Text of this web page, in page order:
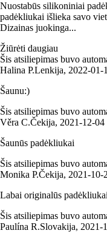
Nuostabūs silikoniniai
padėkliukai išlieka savo
Dizainas juokinga...
Žiūrėti daugiau
Šis atsiliepimas buvo
Halina P.Lenkija,
Šaunu:)
Šis atsiliepimas buvo
Věra C.Čekija, 2021‑12‑04
Šaunūs padėkliukai
Šis atsiliepimas buvo
Monika P.Čekija,
Labai originalūs
Šis atsiliepimas buvo
Paulína R.Slovakija,